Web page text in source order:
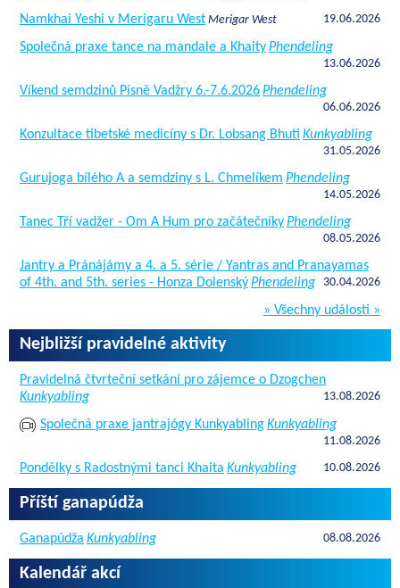
Namkhai Yeshi v Merigaru West Merigar West 19.06.2026
Společná praxe tance na mandale a KhaityPhendeling
13.06.2026
Víkend semdzinů Písně Vadžry 6.-7.6.2026Phendeling
06.06.2026
Konzultace tibetské medicíny s Dr. Lobsang Bhuti Kunkyabling
31.05.2026
Gurujoga bílého A a semdziny s L. Chmelíkem Phendeling
14.05.2026
Tanec Tří vadžer - Om A Hum pro začátečníkyPhendeling
08.05.2026
Jantry a Pránájámy a 4. a 5. série / Yantras and Pranayamas
of 4th. and 5th. series - Honza DolenskýPhendeling 30.04.2026
» Všechny události »
Nejbližší pravidelné aktivity
Pravidelná čtvrteční setkání pro zájemce o Dzogchen
Kunkyabling
13.08.2026
Společná praxe jantrajógy KunkyablingKunkyabling
11.08.2026
Pondělky s Radostnými tanci Khaita Kunkyabling 10.08.2026
Příští ganapúdža
Ganapúdža Kunkyabling 08.08.2026
Kalendář akcí